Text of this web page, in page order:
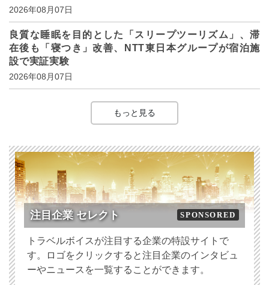
2026年08月07日
良質な睡眠を目的とした「スリープツーリズム」、滞
在後も「寝つき」改善、NTT東日本グループが宿泊施
設で実証実験
2026年08月07日
もっと見る
注目企業 セレクト SPONSORED
トラベルボイスが注目する企業の特設サイトで
す。ロゴをクリックすると注目企業のインタビュ
ーやニュースを一覧することができます。